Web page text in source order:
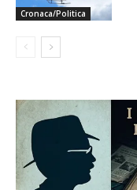
Cronaca/Politica